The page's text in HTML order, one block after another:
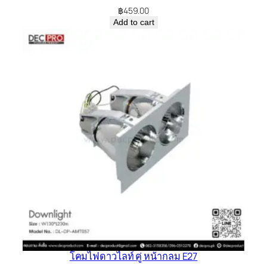
฿459.00
Add to cart
โคมไฟดาวไลท์ คู่ หน้ากลม E27